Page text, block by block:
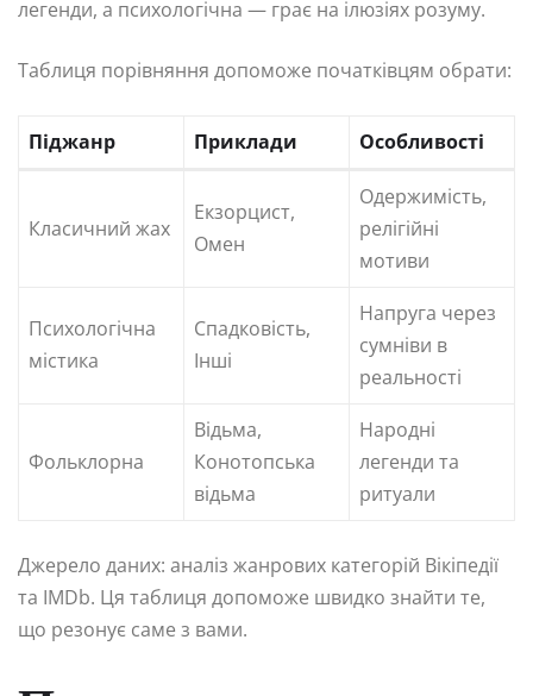
легенди, а психологічна — грає на ілюзіях розуму.
Таблиця порівняння допоможе початківцям обрати:
Піджанр Приклади Особливості
Класичний жах
Екзорцист,
Омен
Одержимість,
релігійні
мотиви
Психологічна
містика
Спадковість,
Інші
Напруга через
сумніви в
реальності
Фольклорна
Відьма,
Конотопська
відьма
Народні
легенди та
ритуали
Джерело даних: аналіз жанрових категорій Вікіпедії
та IMDb. Ця таблиця допоможе швидко знайти те,
що резонує саме з вами.